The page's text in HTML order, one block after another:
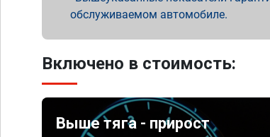
обслуживаемом автомобиле.
Включено в стоимость:
Выше тяга - прирост